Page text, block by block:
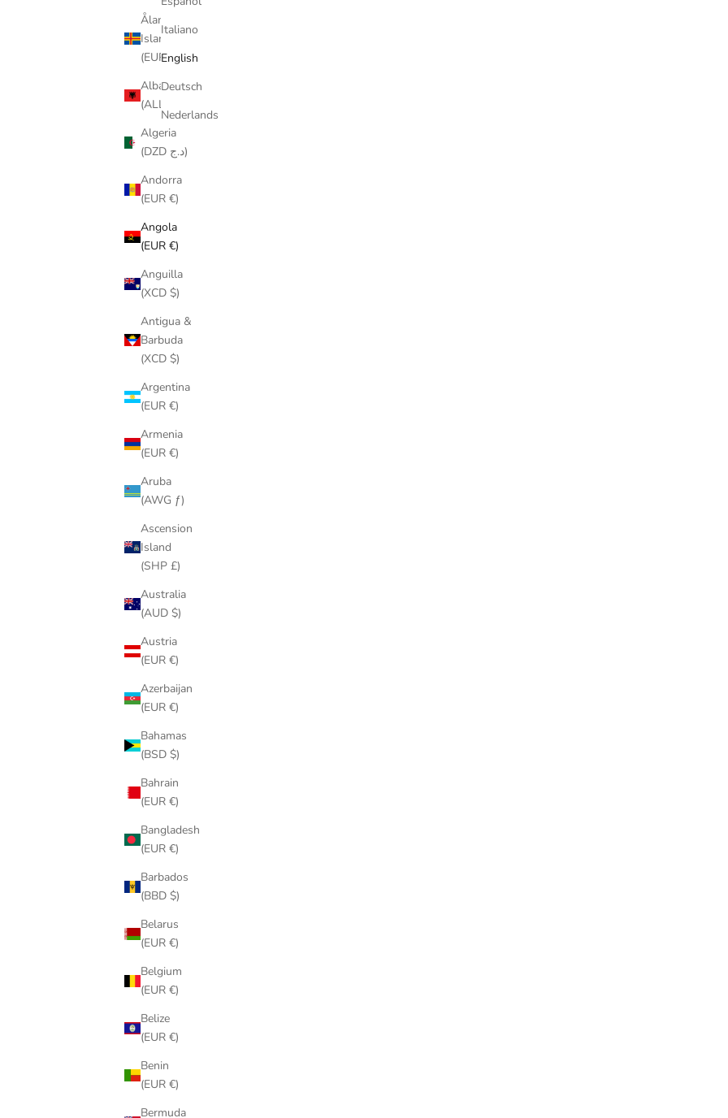
Åland
Islands
(EUR €)
Albania
Algeria
(DZD د.ج)
Andorra
(EUR €)
Angola
(EUR €)
Anguilla
(XCD $)
Antigua &
Barbuda
(XCD $)
Argentina
(EUR €)
Armenia
(EUR €)
Aruba
(AWG ƒ)
Ascension
Island
(SHP £)
Australia
(AUD $)
Austria
(EUR €)
Azerbaijan
(EUR €)
Bahamas
(BSD $)
Bahrain
(EUR €)
Bangladesh
(EUR €)
Barbados
(BBD $)
Belarus
(EUR €)
Belgium
(EUR €)
Belize
(EUR €)
Benin
(EUR €)
Bermuda
Italiano
English
Deutsch
Nederlands